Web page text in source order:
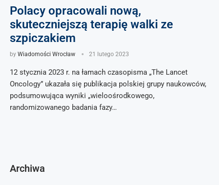
Polacy opracowali nową,
skuteczniejszą terapię walki ze
szpiczakiem
by Wiadomości Wrocław 21 lutego 2023
12 stycznia 2023 r. na łamach czasopisma „The Lancet
Oncology” ukazała się publikacja polskiej grupy naukowców,
podsumowująca wyniki „wieloośrodkowego,
randomizowanego badania fazy…
Archiwa